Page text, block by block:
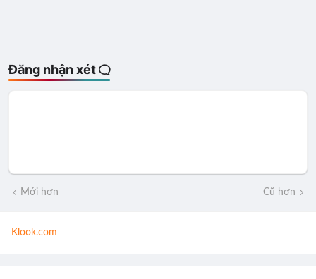
Đăng nhận xét
Mới hơn Cũ hơn
Klook.com